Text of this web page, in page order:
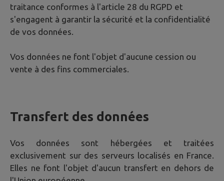
traitance conformes à l'article 28 du RGPD et
s'engagent à garantir la sécurité et la confidentialité
de vos données.
Vos données ne font l'objet d'aucune cession ou
vente à des fins commerciales.
Transfert des données
Vos données sont hébergées et traitées
exclusivement sur des serveurs localisés en France.
Elles ne font l'objet d'aucun transfert en dehors de